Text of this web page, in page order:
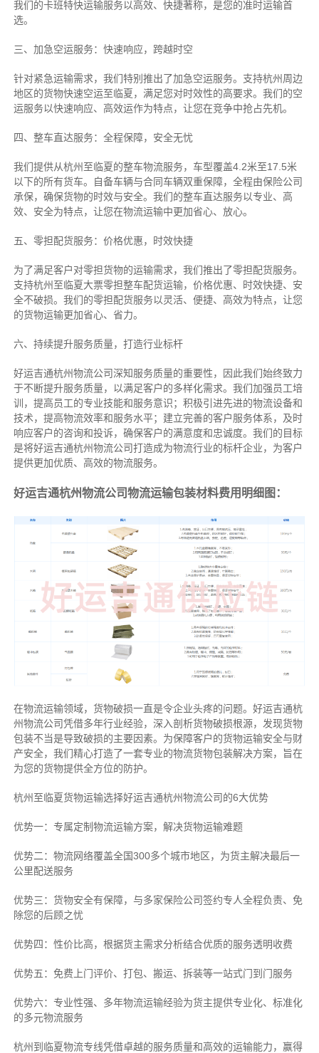
我们的卡班特快运输服务以高效、快捷著称，是您的准时运输首
选。
三、加急空运服务：快速响应，跨越时空
针对紧急运输需求，我们特别推出了加急空运服务。支持杭州周边
地区的货物快速空运至临夏，满足您对时效性的高要求。我们的空
运服务以快速响应、高效运作为特点，让您在竞争中抢占先机。
四、整车直达服务：全程保障，安全无忧
我们提供从杭州至临夏的整车物流服务，车型覆盖4.2米至17.5米
以下的所有货车。自备车辆与合同车辆双重保障，全程由保险公司
承保，确保货物的时效与安全。我们的整车直达服务以专业、高
效、安全为特点，让您在物流运输中更加省心、放心。
五、零担配货服务：价格优惠，时效快捷
为了满足客户对零担货物的运输需求，我们推出了零担配货服务。
支持杭州至临夏大票零担整车配货运输，价格优惠、时效快捷、安
全不破损。我们的零担配货服务以灵活、便捷、高效为特点，让您
的货物运输更加省心、省力。
六、持续提升服务质量，打造行业标杆
好运吉通杭州物流公司深知服务质量的重要性，因此我们始终致力
于不断提升服务质量，以满足客户的多样化需求。我们加强员工培
训，提高员工的专业技能和服务意识；积极引进先进的物流设备和
技术，提高物流效率和服务水平；建立完善的客户服务体系，及时
响应客户的咨询和投诉，确保客户的满意度和忠诚度。我们的目标
是将好运吉通杭州物流公司打造成为物流行业的标杆企业，为客户
提供更加优质、高效的物流服务。
好运吉通杭州物流公司物流运输包装材料费用明细图：
在物流运输领域，货物破损一直是令企业头疼的问题。好运吉通杭
州物流公司凭借多年行业经验，深入剖析货物破损根源，发现货物
包装不当是导致破损的主要因素。为保障客户的货物运输安全与财
产安全，我们精心打造了一套专业的物流货物包装解决方案，旨在
为您的货物提供全方位的防护。
杭州至临夏货物运输选择好运吉通杭州物流公司的6大优势
优势一：专属定制物流运输方案，解决货物运输难题
优势二：物流网络覆盖全国300多个城市地区，为货主解决最后一
公里配送服务
优势三：货物安全有保障，与多家保险公司签约专人全程负责、免
除您的后顾之忧
优势四：性价比高，根据货主需求分析结合优质的服务透明收费
优势五：免费上门评价、打包、搬运、拆装等一站式门到门服务
优势六：专业性强、多年物流运输经验为货主提供专业化、标准化
的多元物流服务
杭州到临夏物流专线凭借卓越的服务质量和高效的运输能力，赢得